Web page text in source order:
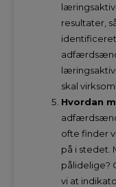
resultater,
skal
Hvordan
ofte finder
på i stedet.
pålidelige?
vi at